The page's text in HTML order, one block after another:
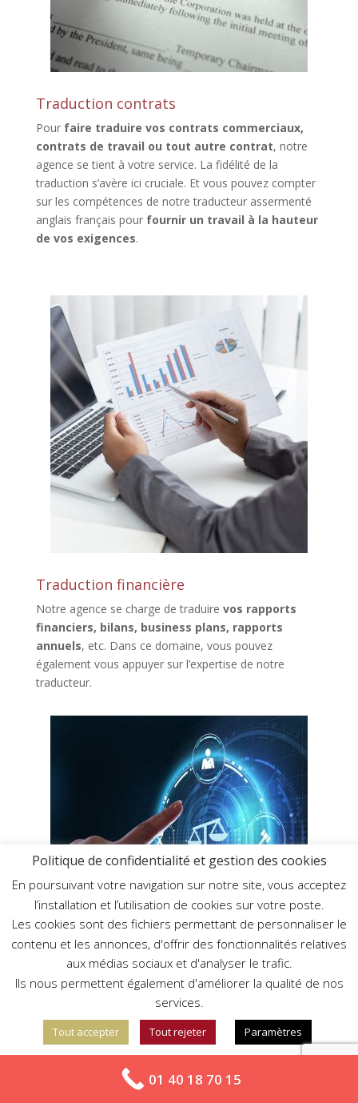
Traduction contrats
Pour faire traduire vos contrats commerciaux,
contrats de travail ou tout autre contrat, notre
agence se tient à votre service. La fidélité de la
traduction s’avère ici cruciale. Et vous pouvez compter
sur les compétences de notre traducteur assermenté
anglais français pour fournir un travail à la hauteur
de vos exigences.
Traduction financière
Notre agence se charge de traduire vos rapports
financiers, bilans, business plans, rapports
annuels, etc. Dans ce domaine, vous pouvez
également vous appuyer sur l’expertise de notre
traducteur.
Traduction juridique
Plus généralement, Agetrad se fera un plaisir de gérer
toutesvos traductions d’ordre juridique.Notre
équipe peut s’occuper de la traduction d’une
statuts d’entreprise, d’un
Politique de confidentialité et gestion des cookies
En poursuivant votre navigation sur notre site, vous acceptez
l’installation et l’utilisation de cookies sur votre poste.
Les cookies sont des fichiers permettant de personnaliser le
contenu et les annonces, d'offrir des fonctionnalités relatives
aux médias sociaux et d'analyser le trafic.
Ils nous permettent également d'améliorer la qualité de nos
services.
Tout accepter Tout rejeter Paramètres
En savoir plus sur notre politique de confidentialité
01 40 18 70 15